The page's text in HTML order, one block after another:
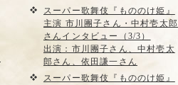
スーパー歌舞伎『もののけ姫』
主演 市川團子さん・中村壱太郎
さんインタビュー（3/3）
出演：市川團子さん、中村壱太
郎さん、依田謙一さん
スーパー歌舞伎『もののけ姫』